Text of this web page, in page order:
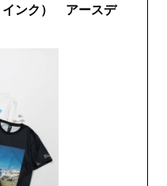
インク） アースデ